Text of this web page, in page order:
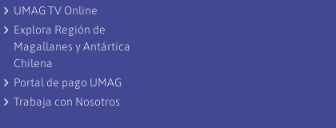
UMAG TV Online
Explora Región de
Magallanes y Antártica
Chilena
Portal de pago UMAG
Trabaja con Nosotros